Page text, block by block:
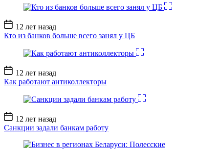
Дата
записи
12 лет назад
Кто из банков больше всего занял у ЦБ
Дата
записи
12 лет назад
Как работают антиколлекторы
Дата
записи
12 лет назад
Санкции задали банкам работу